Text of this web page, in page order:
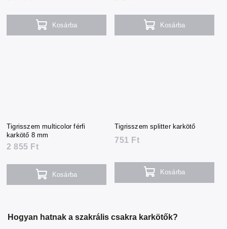
Kosárba Kosárba
Tigrisszem multicolor férfi
karkötő 8 mm
2 855 Ft
Kosárba
Tigrisszem splitter karkötő
751 Ft
Kosárba
Hogyan hatnak a szakrális csakra karkötők?